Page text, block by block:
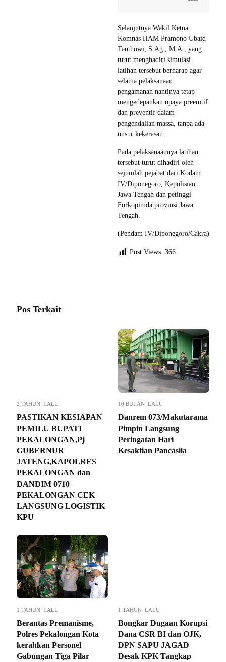
Selanjutnya Wakil Ketua
Komnas HAM Pramono Ubaid
Tanthowi, S.Ag., M.A., yang
turut menghadiri simulasi
latihan tersebut berharap agar
selama pelaksanaan
pengamanan nantinya tetap
mengedepankan upaya preemtif
dan preventif dalam
pengendalian massa, tanpa ada
unsur kekerasan.
Pada pelaksanaannya latihan
tersebut turut dihadiri oleh
sejumlah pejabat dari Kodam
IV/Diponegoro, Kepolisian
Jawa Tengah dan petinggi
Forkopimda provinsi Jawa
Tengah.
(Pendam IV/Diponegoro/Cakra)
Post Views: 366
Pos Terkait
2 TAHUN LALU
PASTIKAN KESIAPAN
PEMILU BUPATI
PEKALONGAN,Pj
GUBERNUR
JATENG,KAPOLRES
PEKALONGAN dan
DANDIM 0710
PEKALONGAN CEK
LANGSUNG LOGISTIK
KPU
10 BULAN LALU
Danrem 073/Makutarama
Pimpin Langsung
Peringatan Hari
Kesaktian Pancasila
1 TAHUN LALU
Berantas Premanisme,
Polres Pekalongan Kota
kerahkan Personel
Gabungan Tiga Pilar
1 TAHUN LALU
Bongkar Dugaan Korupsi
Dana CSR BI dan OJK,
DPN SAPU JAGAD
Desak KPK Tangkap